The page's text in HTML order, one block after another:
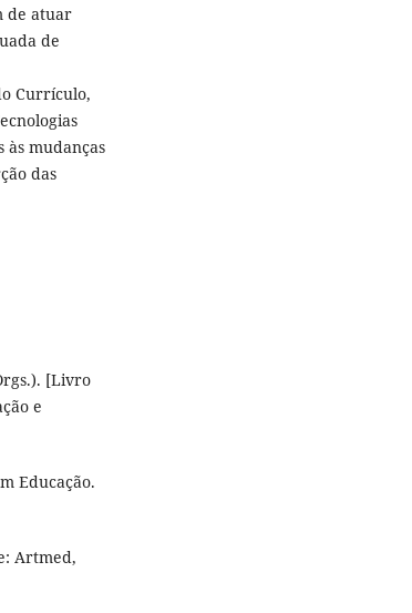
de atuar
de
Currículo,
às mudanças
das
[Livro
e
Educação.
Artmed,